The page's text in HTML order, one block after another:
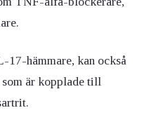
17-hämmare, kan också
som är kopplade till